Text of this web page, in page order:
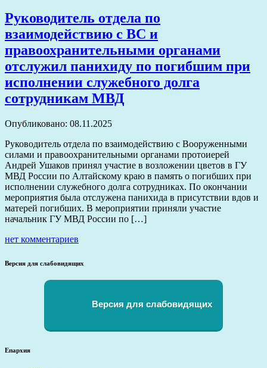
Руководитель отдела по
взаимодействию с ВС и
правоохранительными органами
отслужил панихиду по погибшим при
исполнении служебного долга
сотрудникам МВД
Опубликовано: 08.11.2025
Руководитель отдела по взаимодействию с Вооруженными
силами и правоохранительными органами протоиерей
Андрей Ушаков принял участие в возложении цветов в ГУ
МВД России по Алтайскому краю в память о погибших при
исполнении служебного долга сотрудниках. По окончании
мероприятия была отслужена панихида в присутствии вдов и
матерей погибших. В мероприятии приняли участие
начальник ГУ МВД России по […]
нет комментариев
Версия для слабовидящих
Версия для слабовидящих
Епархия